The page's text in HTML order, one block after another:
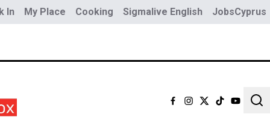
In My Place Cooking Sigmalive English JobsCyprus